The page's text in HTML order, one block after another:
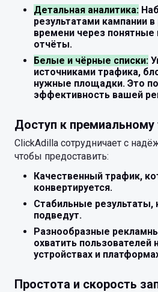
Детальная аналитика:
результатами кампании
времени через
отчёты.
Белые и чёрные списки:
источниками трафика,
нужные площадки. Это
эффективность вашей
Доступ к премиальному
ClickAdilla сотрудничает с
чтобы предоставить:
Качественный трафик,
конвертируется.
Стабильные результаты,
подведут.
Разнообразные
охватить пользователей
устройствах и
Простота и скорость